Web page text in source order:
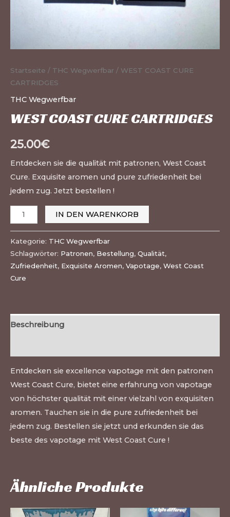
Startseite / THC Wegwerfbar / WEST COAST CURE
CARTRIDGES
THC Wegwerfbar
WEST COAST CURE CARTRIDGES
25.00€
Entdecken sie die qualität mit patronen, West Coast
Cure. Exquisite aromen und pure zufriedenheit bei
jedem zug. Jetzt bestellen !
IN DEN WARENKORB
Kategorie: THC Wegwerfbar
Schlagwörter: Patronen, Bestellung, Qualität,
Zufriedenheit, Exquisite Aromen, Vapotage, West Coast
Cure
Beschreibung
Entdecken sie excellence vapotage mit den patronen
West Coast Cure, bietet eine erfahrung von vapotage
von höchster qualität mit einer vielzahl von exquisiten
aromen. Tauchen sie in die pure zufriedenheit bei
jedem zug. Bestellen sie jetzt und erkunden sie das
beste des vapotage mit West Coast Cure !
Ähnliche Produkte